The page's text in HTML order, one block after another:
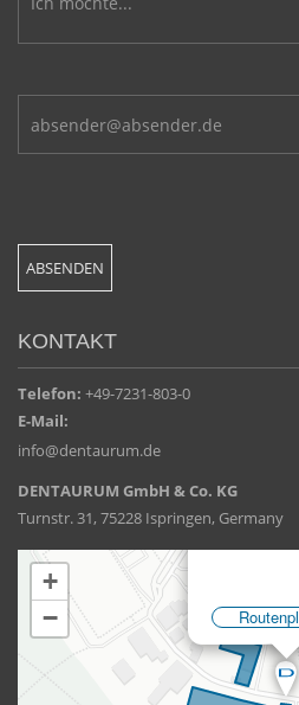
KONTAKT
Telefon: +49-7231-803-0
E-Mail:
info@dentaurum.de
DENTAURUM GmbH & Co. KG
Turnstr. 31, 75228 Ispringen, Germany